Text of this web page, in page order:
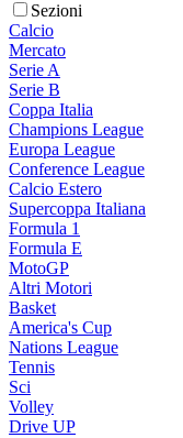
Sezioni
Calcio
Mercato
Serie A
Serie B
Coppa Italia
Champions League
Europa League
Conference League
Calcio Estero
Supercoppa Italiana
Formula 1
Formula E
MotoGP
Altri Motori
Basket
America's Cup
Nations League
Tennis
Sci
Volley
Drive UP